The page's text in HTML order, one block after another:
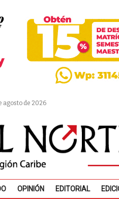
agosto de 2026
OPINIÓN EDITORIAL